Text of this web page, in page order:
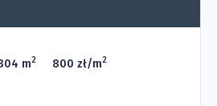
m2 800 zł/m2